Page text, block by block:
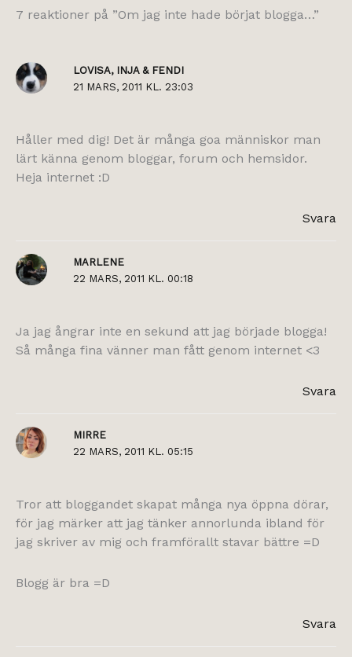
7 reaktioner på ”Om jag inte hade börjat blogga…”
LOVISA, INJA & FENDI
21 MARS, 2011 KL. 23:03
Håller med dig! Det är många goa människor man
lärt känna genom bloggar, forum och hemsidor.
Heja internet :D
Svara
MARLENE
22 MARS, 2011 KL. 00:18
Ja jag ångrar inte en sekund att jag började blogga!
Så många fina vänner man fått genom internet <3
Svara
MIRRE
22 MARS, 2011 KL. 05:15
Tror att bloggandet skapat många nya öppna dörar,
för jag märker att jag tänker annorlunda ibland för
jag skriver av mig och framförallt stavar bättre =D
Blogg är bra =D
Svara